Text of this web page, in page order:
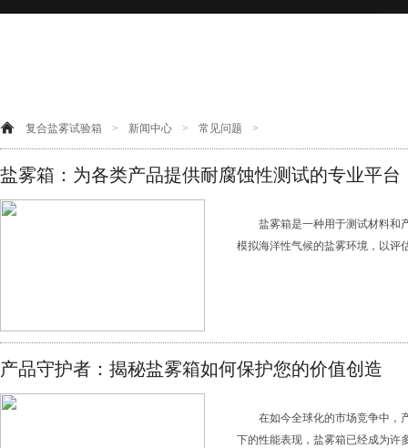
复合盐雾试验箱 > 新闻中心 > 常见问题 >
盐雾箱：为各类产品提供耐腐蚀性测试的专业平台
盐雾箱是一种用于测试材料和
模拟海洋性气候的盐雾环境，以评
产品守护者：揭秘盐雾箱如何保护您的价值创造
在如今全球化的市场竞争中，
下的性能表现，盐雾箱已经成为许